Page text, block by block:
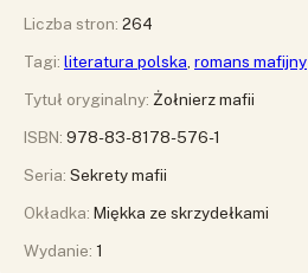
Liczba stron: 264
Tagi: literatura polska romans mafijny
Tytuł oryginalny: Żołnierz mafii
ISBN: 978-83-8178-576-1
Seria: Sekrety mafii
Okładka: Miękka ze skrzydełkami
Wydanie: 1